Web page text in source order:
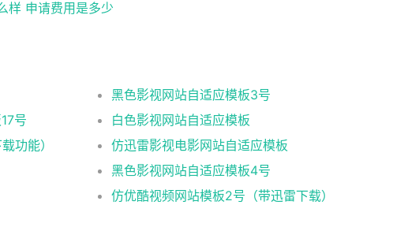
样 申请费用是多少
黑色影视网站自适应模板3号
号
白色影视网站自适应模板
功能）
仿迅雷影视电影网站自适应模板
黑色影视网站自适应模板4号
仿优酷视频网站模板2号（带迅雷下载）